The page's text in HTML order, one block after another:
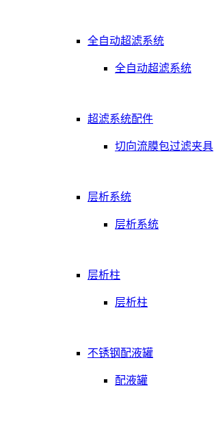
全自动超滤系统
全自动超滤系统
超滤系统配件
切向流膜包过滤夹具
层析系统
层析系统
层析柱
层析柱
不锈钢配液罐
配液罐